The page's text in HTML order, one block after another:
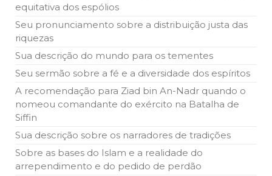
equitativa dos espólios
Seu pronunciamento sobre a distribuição justa das
riquezas
Sua descrição do mundo para os tementes
Seu sermão sobre a fé e a diversidade dos espíritos
A recomendação para Ziad bin An-Nadr quando o
nomeou comandante do exército na Batalha de
Siffin
Sua descrição sobre os narradores de tradições
Sobre as bases do Islam e a realidade do
arrependimento e do pedido de perdão